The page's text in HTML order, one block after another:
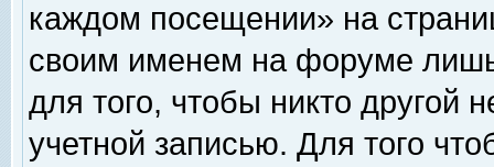
каждом посещении» на
своим именем на форуме
для того, чтобы никто другой
учетной записью. Для того